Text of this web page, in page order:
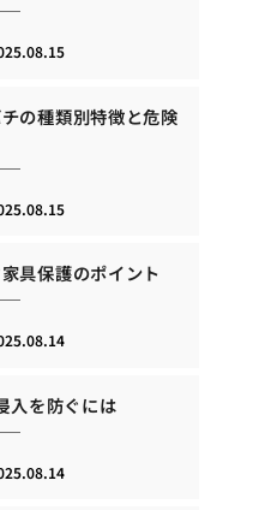
の種類別特徴と危険
具保護のポイント
入を防ぐには